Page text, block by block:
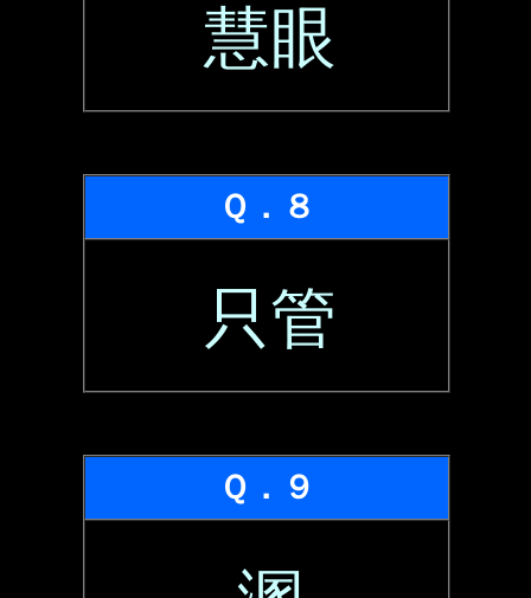
慧眼
Ｑ．８
只管
Ｑ．９